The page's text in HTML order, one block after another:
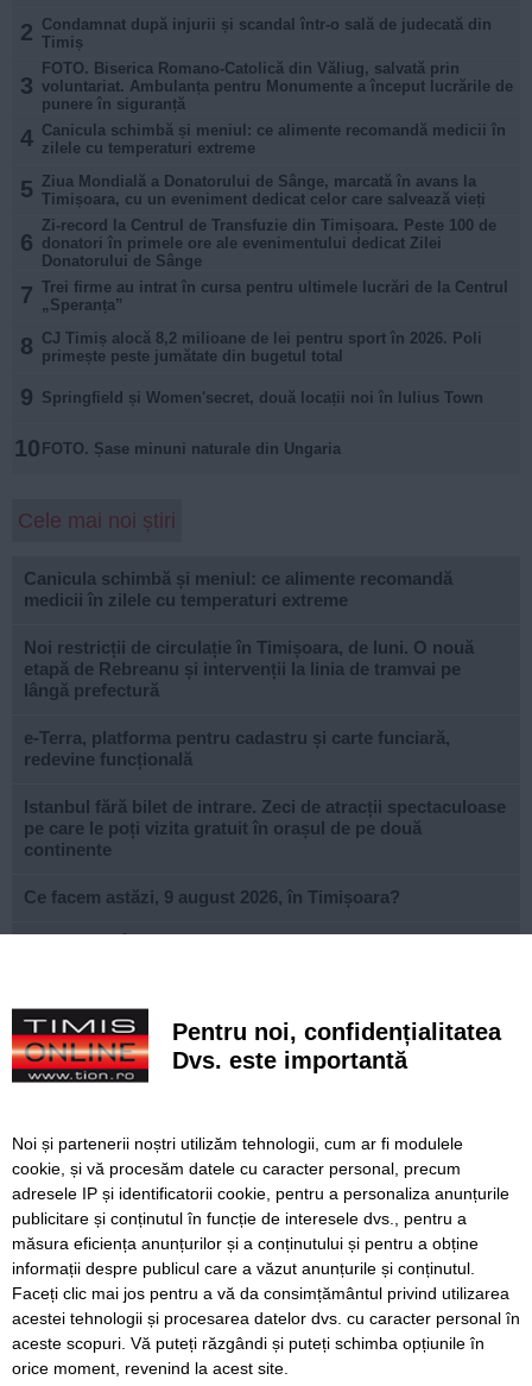
2 Condamnat după injurii și scandal într-o sală de judecată din
Timiș
3
FOTO. Biserica Romano-Catolică din Văliug, salvată prin
voluntariat. Ambulanța pentru Monumente a început lucrările de
punere în siguranță
4 Canicula schimbă și meniul: ce alimente recomandă medicii în
zilele cu temperaturi extreme
5 Ziua Mondială a Donatorului de Sânge, marcată în avans la
Timișoara, cu un eveniment dedicat celor care salvează vieți
6
Zi-record la Centrul de Transfuzie din Timișoara. Peste 100 de
donatori în primele ore ale evenimentului dedicat Zilei
Donatorului de Sânge
7 Trei firme au intrat în cursa pentru ultimele lucrări de la Centrul
„Speranța”
8 CJ Timiș alocă 8,2 milioane de lei pentru sport în 2026. Poli
primește peste jumătate din bugetul total
9 Springfield și Women'secret, două locații noi în Iulius Town
10 FOTO. Șase minuni naturale din Ungaria
Cele mai noi știri
Canicula schimbă și meniul: ce alimente recomandă
medicii în zilele cu temperaturi extreme
Noi restricții de circulație în Timișoara, de luni. O nouă
etapă de Rebreanu și intervenții la linia de tramvai pe
lângă prefectură
e-Terra, platforma pentru cadastru și carte funciară,
redevine funcțională
Istanbul fără bilet de intrare. Zeci de atracții spectaculoase
pe care le poți vizita gratuit în orașul de pe două
continente
Ce facem astăzi, 9 august 2026, în Timișoara?
Construcție impresionantă din Imperiul Roman, scoasă la
iveală de nivelul scăzut al Dunării
Continuă modernizarea centrului pietonal al Lugojului.
Poli scapă de înfrângere, dar pleacă doar cu un punct din
deplasarea cu Șelimbăr
Noi puncte de hidratare în oraș. S-a alăturat și mediul
privat inițiativei Primăriei Timișoara
SERVICII Redactia
Folosinta Cookie-urilor
Pentru noi, confidențialitatea
Dvs. este importantă
Noi și partenerii noștri utilizăm tehnologii, cum ar fi modulele
cookie, și vă procesăm datele cu caracter personal, precum
adresele IP și identificatorii cookie, pentru a personaliza anunțurile
publicitare și conținutul în funcție de interesele dvs., pentru a
măsura eficiența anunțurilor și a conținutului și pentru a obține
informații despre publicul care a văzut anunțurile și conținutul.
Faceți clic mai jos pentru a vă da consimțământul privind utilizarea
acestei tehnologii și procesarea datelor dvs. cu caracter personal în
aceste scopuri. Vă puteți răzgândi și puteți schimba opțiunile în
orice moment, revenind la acest site.